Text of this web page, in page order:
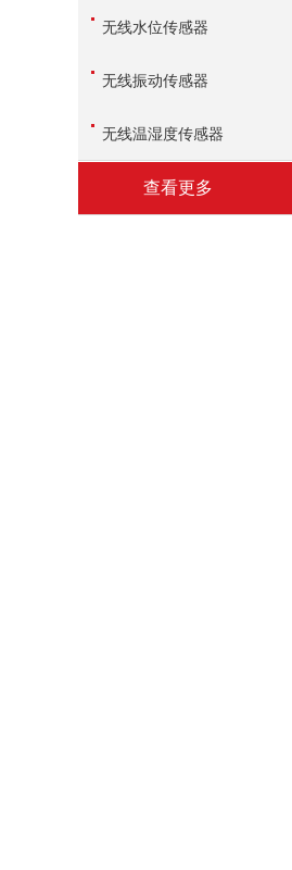
无线水位传感器
无线振动传感器
无线温湿度传感器
查看更多